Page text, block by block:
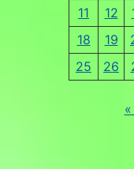
11
12
18
19
25
26